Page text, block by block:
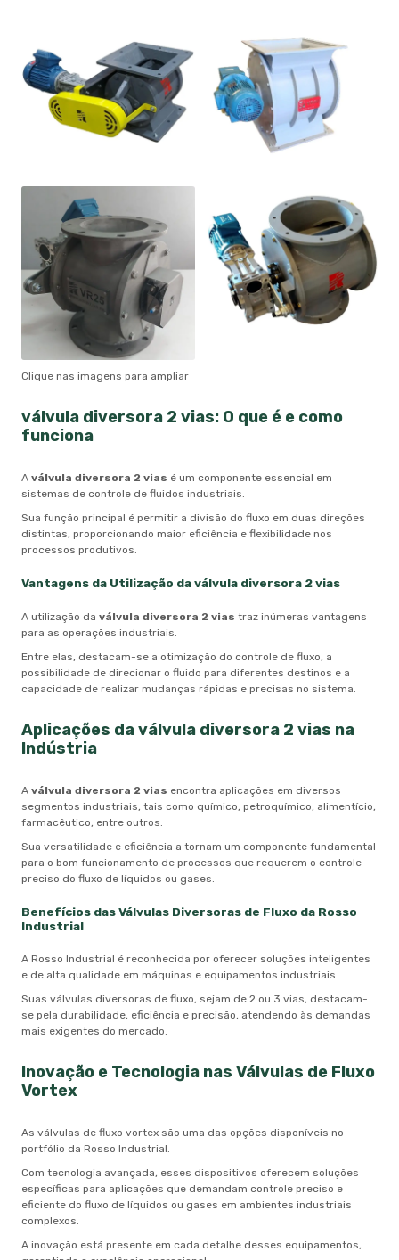
Clique nas imagens para ampliar
válvula diversora 2 vias: O que é e como
funciona
A válvula diversora 2 vias é um componente essencial em
sistemas de controle de fluidos industriais.
Sua função principal é permitir a divisão do fluxo em duas direções
distintas, proporcionando maior eficiência e flexibilidade nos
processos produtivos.
Vantagens da Utilização daválvula diversora 2 vias
A utilização da válvula diversora 2 vias traz inúmeras vantagens
para as operações industriais.
Entre elas, destacam-se a otimização do controle de fluxo, a
possibilidade de direcionar o fluido para diferentes destinos e a
capacidade de realizar mudanças rápidas e precisas no sistema.
Aplicações daválvula diversora 2 vias na
Indústria
A válvula diversora 2 vias encontra aplicações em diversos
segmentos industriais, tais como químico, petroquímico, alimentício,
farmacêutico, entre outros.
Sua versatilidade e eficiência a tornam um componente fundamental
para o bom funcionamento de processos que requerem o controle
preciso do fluxo de líquidos ou gases.
Benefícios das Válvulas Diversoras de Fluxo da Rosso
Industrial
A Rosso Industrial é reconhecida por oferecer soluções inteligentes
e de alta qualidade em máquinas e equipamentos industriais.
Suas válvulas diversoras de fluxo, sejam de 2 ou 3 vias, destacam-
se pela durabilidade, eficiência e precisão, atendendo às demandas
mais exigentes do mercado.
Inovação e Tecnologia nas Válvulas de Fluxo
Vortex
As válvulas de fluxo vortex são uma das opções disponíveis no
portfólio da Rosso Industrial.
Com tecnologia avançada, esses dispositivos oferecem soluções
específicas para aplicações que demandam controle preciso e
eficiente do fluxo de líquidos ou gases em ambientes industriais
complexos.
A inovação está presente em cada detalhe desses equipamentos,